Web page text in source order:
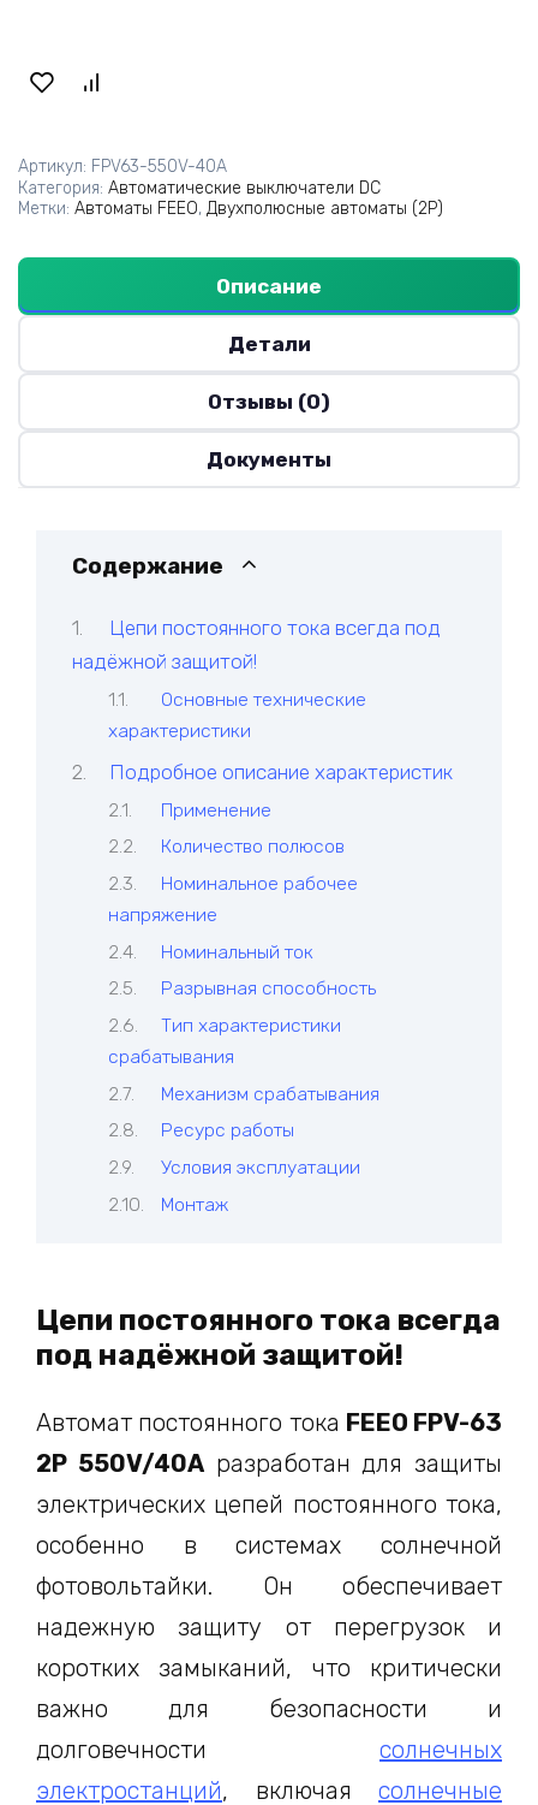
Артикул: FPV63-550V-40A
Категория: Автоматические выключатели DC
Метки: Автоматы FEEO, Двухполюсные автоматы (2P)
Описание
Детали
Отзывы (0)
Документы
Содержание
Цепи постоянного тока всегда под
надёжной защитой!
Основные технические
характеристики
Подробное описание характеристик
Применение
Количество полюсов
Номинальное рабочее
напряжение
Номинальный ток
Разрывная способность
Тип характеристики
срабатывания
Механизм срабатывания
Ресурс работы
Условия эксплуатации
Монтаж
Цепи постоянного тока всегда
под надёжной защитой!
Автомат постоянного тока FEEO FPV-63
2P 550V/40Aразработан для защиты
электрических цепей постоянного тока,
особенно в системах солнечной
фотовольтайки. Он обеспечивает
надежную защиту от перегрузок и
коротких замыканий, что критически
важно для безопасности и
долговечности солнечных
электростанций, включая солнечные